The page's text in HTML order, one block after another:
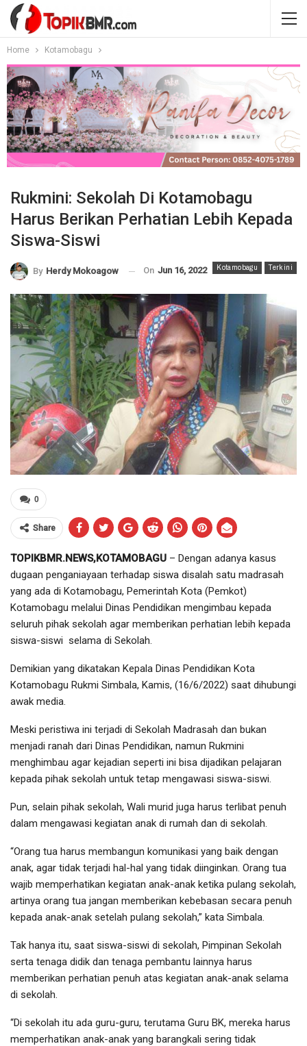
Home Kotamobagu
Rukmini: Sekolah Di Kotamobagu
Harus Berikan Perhatian Lebih Kepada
Siswa-Siswi
Kotamobagu Terkini
By Herdy Mokoagow On Jun 16, 2022
0
Share
TOPIKBMR.NEWS,KOTAMOBAGU – Dengan adanya kasus
dugaan penganiayaan terhadap siswa disalah satu madrasah
yang ada di Kotamobagu, Pemerintah Kota (Pemkot)
Kotamobagu melalui Dinas Pendidikan mengimbau kepada
seluruh pihak sekolah agar memberikan perhatian lebih kepada
siswa-siswi selama di Sekolah.
Demikian yang dikatakan Kepala Dinas Pendidikan Kota
Kotamobagu Rukmi Simbala, Kamis, (16/6/2022) saat dihubungi
awak media.
Meski peristiwa ini terjadi di Sekolah Madrasah dan bukan
menjadi ranah dari Dinas Pendidikan, namun Rukmini
menghimbau agar kejadian seperti ini bisa dijadikan pelajaran
kepada pihak sekolah untuk tetap mengawasi siswa-siswi.
Pun, selain pihak sekolah, Wali murid juga harus terlibat penuh
dalam mengawasi kegiatan anak di rumah dan di sekolah.
“Orang tua harus membangun komunikasi yang baik dengan
anak, agar tidak terjadi hal-hal yang tidak diinginkan. Orang tua
wajib memperhatikan kegiatan anak-anak ketika pulang sekolah,
artinya orang tua jangan memberikan kebebasan secara penuh
kepada anak-anak setelah pulang sekolah,” kata Simbala.
Tak hanya itu, saat siswa-siswi di sekolah, Pimpinan Sekolah
serta tenaga didik dan tenaga pembantu lainnya harus
memberikan perhatian penuh atas kegiatan anak-anak selama
di sekolah.
“Di sekolah itu ada guru-guru, terutama Guru BK, mereka harus
memperhatikan anak-anak yang barangkali sering tidak